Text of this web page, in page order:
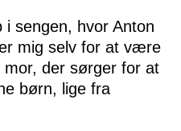
sengen, hvor Anton
mig selv for at være
der sørger for at
børn, lige fra